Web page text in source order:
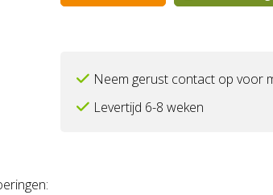
Neem gerust contact op voor
Levertijd 6-8 weken